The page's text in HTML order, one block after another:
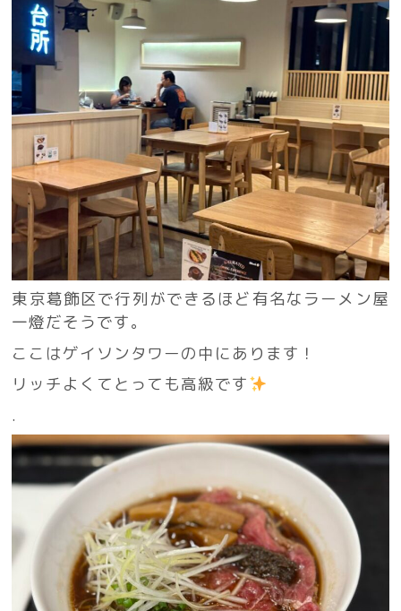
東京葛飾区で行列ができるほど有名なラーメン屋
一燈だそうです。
ここはゲイソンタワーの中にあります！
リッチよくてとっても高級です
.